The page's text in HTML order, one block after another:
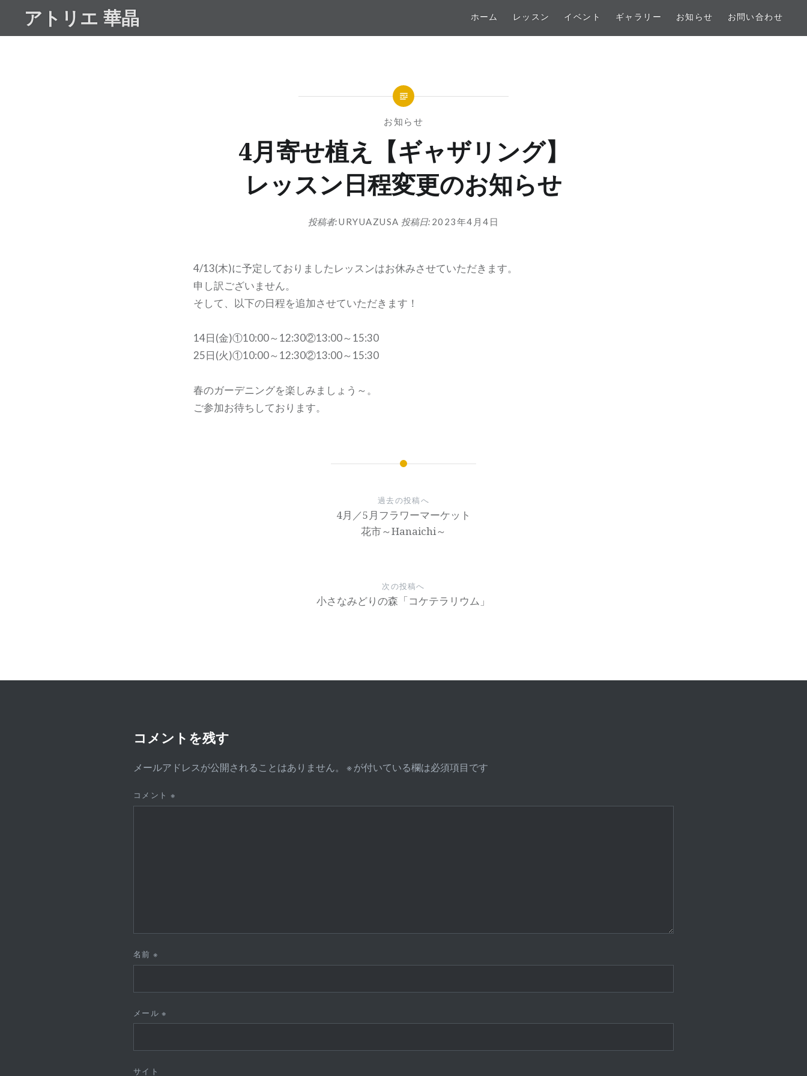
テ
アトリエ 華晶 ホーム レッスン イベント ギャラリー お知らせ お問い合わせ
お知らせ
4月寄せ植え【ギャザリング】
レッスン日程変更のお知らせ
投稿者:URYUAZUSA 投稿日: 2023年4月4日
4/13(木)に予定しておりましたレッスンはお休みさせていただきます。
申し訳ございません。
そして、以下の日程を追加させていただきます！
14日(金)①10:00～12:30②13:00～15:30
25日(火)①10:00～12:30②13:00～15:30
春のガーデニングを楽しみましょう～。
ご参加お待ちしております。
過去の投稿へ
4月／5月フラワーマーケット
花市～Hanaichi～
次の投稿へ
小さなみどりの森「コケテラリウム」
コメントを残す
メールアドレスが公開されることはありません。 ※ が付いている欄は必須項目です
コメント ※
名前 ※
メール※
サイト